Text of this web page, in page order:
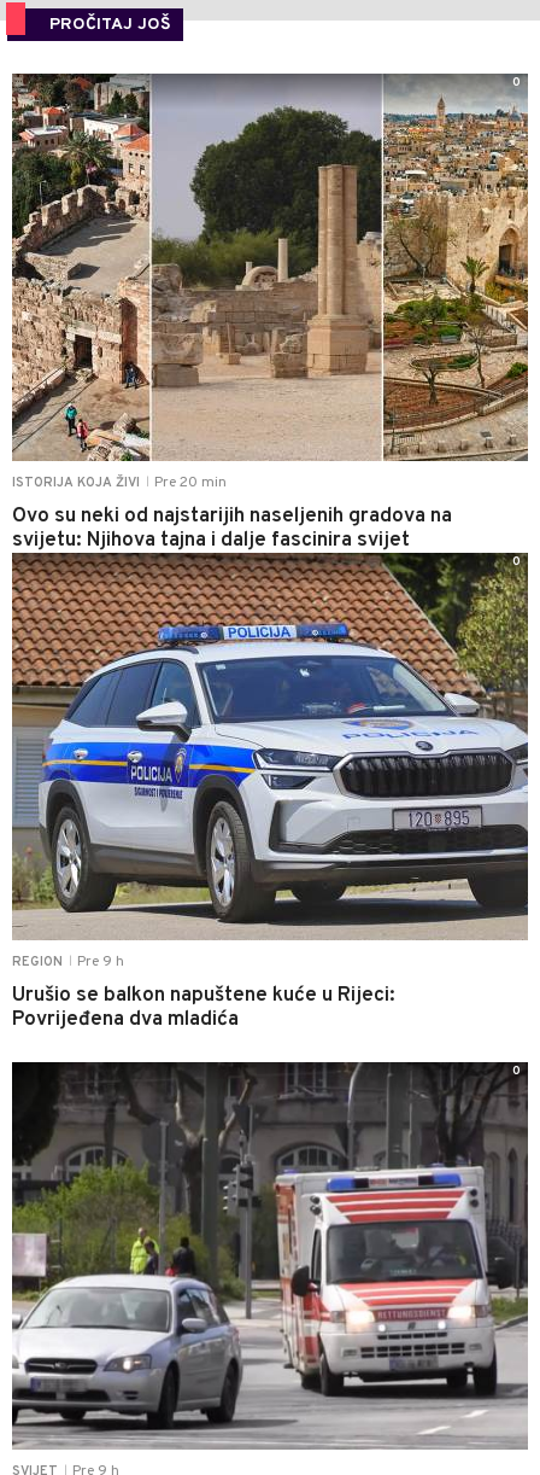
PROČITAJ JOŠ
ISTORIJA KOJA ŽIVI Pre 20 min
Ovo su neki od najstarijih naseljenih gradova na
svijetu: Njihova tajna i dalje fascinira svijet
0
REGION Pre 9 h
Urušio se balkon napuštene kuće u Rijeci:
Povrijeđena dva mladića
0
SVIJET Pre 9 h
0